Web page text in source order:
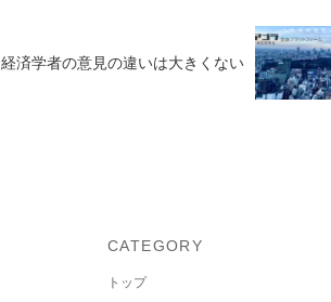
経済学者の意見の違いは大きくない
CATEGORY
トップ